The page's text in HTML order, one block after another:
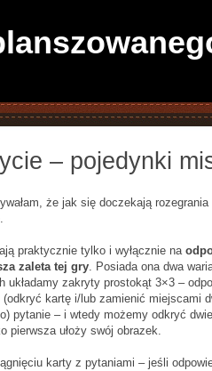
– pojedynki
że jak się doczekają
praktycznie tylko i wyłącznie na
zaleta tej gry. Posiada ona dwa
układamy zakryty prostokąt 3×3 –
kartę i/lub zamienić miejscami
pytanie – i wtedy możemy odkryć
pierwsza ułoży swój obrazek.
karty z pytaniami – jeśli